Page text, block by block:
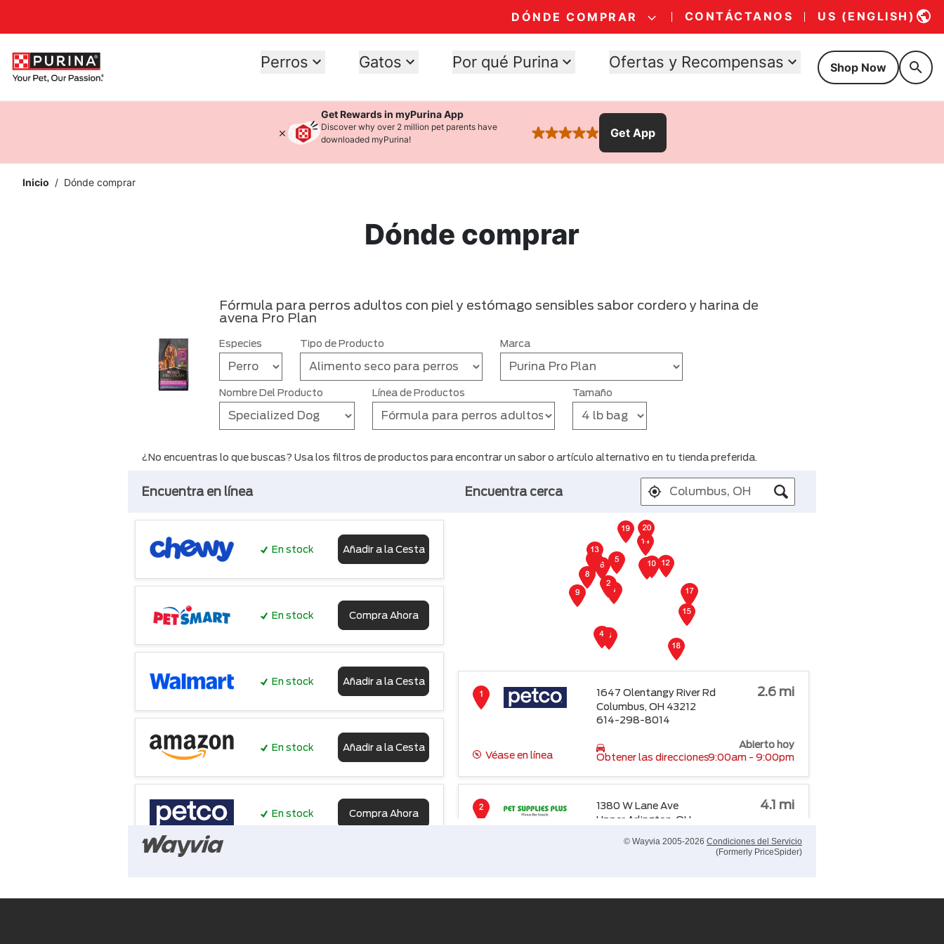
DÓNDE COMPRAR CONTÁCTANOS US (ENGLISH)
Perros Gatos Por qué Purina Ofertas y Recompensas Shop Now
Get Rewards in myPurina App
Discover why over 2 million pet parents have
downloaded myPurina!
rated 4.9 stars
Get App
Inicio / Dónde comprar
Dónde comprar
Fórmula para perros adultos con piel y estómago sensibles sabor cordero y harina de
avena Pro Plan
Especies Tipo de Producto Marca
Nombre Del Producto Línea de Productos Tamaño
¿No encuentras lo que buscas? Usa los filtros de productos para encontrar un sabor o artículo alternativo en tu tienda preferida.
Encuentra en línea
En stock Añadir a la Cesta
En stock Compra Ahora
En stock Añadir a la Cesta
En stock Añadir a la Cesta
En stock Compra Ahora
Encuentra cerca
Mapa que muestras las ubicaciones de las tiendas
1647 Olentangy River Rd
Columbus, OH 43212
614-298-8014
2.6 mi
Véase en línea Obtener las direcciones
Abierto hoy
9:00am - 9:00pm
1380 W Lane Ave
Upper Arlington, OH
614-487-1274
4.1 mi
© Wayvia 2005-2026 Condiciones del Servicio
(Formerly PriceSpider)